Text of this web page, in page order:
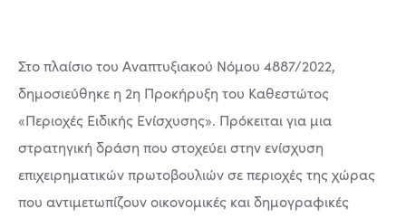
Στο πλαίσιο του Αναπτυξιακού Νόμου 4887/2022,
δημοσιεύθηκε η 2η Προκήρυξη του Καθεστώτος
«Περιοχές Ειδικής Ενίσχυσης». Πρόκειται για μια
στρατηγική δράση που στοχεύει στην ενίσχυση
επιχειρηματικών πρωτοβουλιών σε περιοχές της χώρας
που αντιμετωπίζουν οικονομικές και δημογραφικές